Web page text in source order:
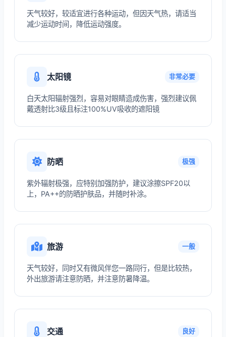
天气较好，较适宜进行各种运动，但因天气热，请适当
减少运动时间，降低运动强度。
太阳镜 非常必要
白天太阳辐射强烈，容易对眼睛造成伤害，强烈建议佩
戴透射比3级且标注100%UV吸收的遮阳镜
防晒 极强
紫外辐射极强，应特别加强防护，建议涂擦SPF20以
上，PA++的防晒护肤品，并随时补涂。
旅游 一般
天气较好，同时又有微风伴您一路同行，但是比较热，
外出旅游请注意防晒，并注意防暑降温。
交通 良好